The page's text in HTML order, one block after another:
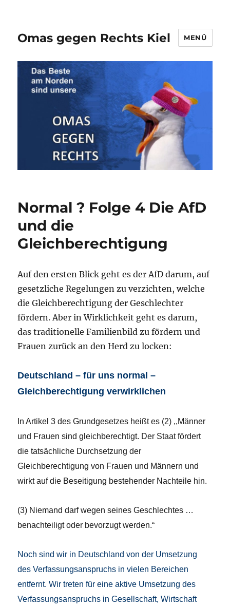
Omas gegen Rechts Kiel MENÜ
Normal ? Folge 4 Die AfD
und die
Gleichberechtigung
Auf den ersten Blick geht es der AfD darum, auf
gesetzliche Regelungen zu verzichten, welche
die Gleichberechtigung der Geschlechter
fördern. Aber in Wirklichkeit geht es darum,
das traditionelle Familienbild zu fördern und
Frauen zurück an den Herd zu locken:
Deutschland – für uns normal –
Gleichberechtigung verwirklichen
In Artikel 3 des Grundgesetzes heißt es (2) ,,Männer
und Frauen sind gleichberechtigt. Der Staat fördert
die tatsächliche Durchsetzung der
Gleichberechtigung von Frauen und Männern und
wirkt auf die Beseitigung bestehender Nachteile hin.
(3) Niemand darf wegen seines Geschlechtes …
benachteiligt oder bevorzugt werden.“
Noch sind wir in Deutschland von der Umsetzung
des Verfassungsanspruchs in vielen Bereichen
entfernt. Wir treten für eine aktive Umsetzung des
Verfassungsanspruchs in Gesellschaft, Wirtschaft